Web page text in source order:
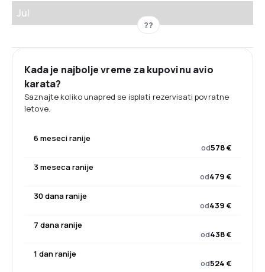
Jul
??
Kada je najbolje vreme za kupovinu avio
karata?
Saznajte koliko unapred se isplati rezervisati povratne
letove.
6 meseci ranije
od578 €
3 meseca ranije
od479 €
30 dana ranije
od439 €
7 dana ranije
od438 €
1 dan ranije
od524 €